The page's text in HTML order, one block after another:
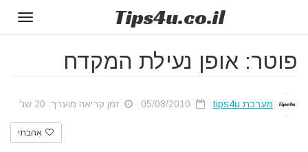
Tips4u.co.il
פוטר: אופן נעילת המקדח
מערכת tips4u זמן קריאה מוערך: 20 שנ'
אהבתי